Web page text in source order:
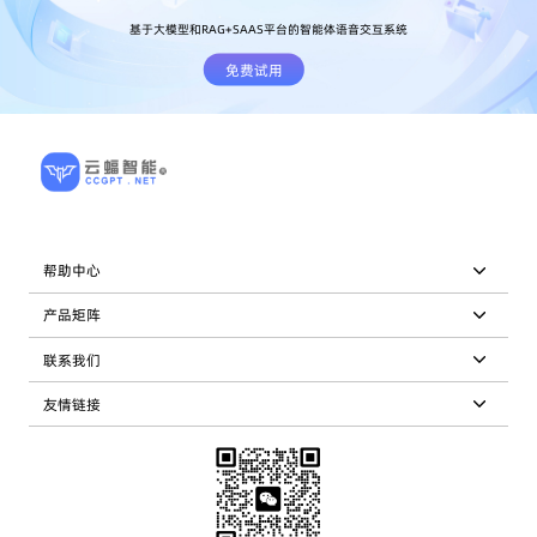
基于大模型和RAG+SAAS平台的智能体语音交互系统
免费试用
帮助中心
产品矩阵
联系我们
友情链接